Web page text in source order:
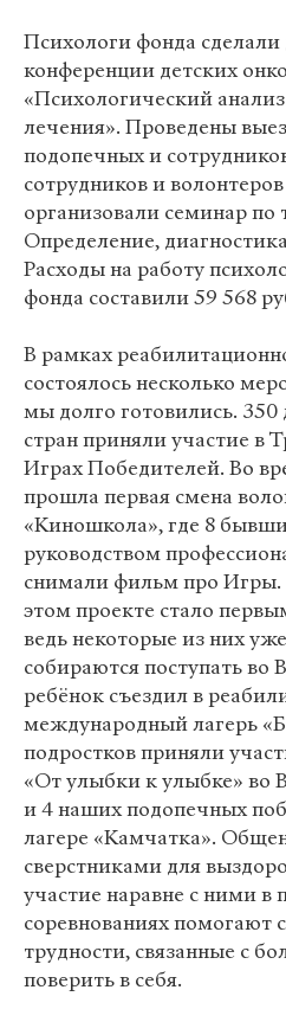
Психологи фонда сделали
конференции детских
«Психологический
лечения». Проведены
подопечных и
сотрудников и
организовали семинар
Определение,
Расходы на работу
фонда составили 59 568
В рамках
состоялось несколько
мы долго готовились. 350
стран приняли участие в
Играх Победителей. Во
прошла первая смена
«Киношкола», где 8
руководством
снимали фильм про Игры.
этом проекте стало
ведь некоторые из них
собираются поступать во
ребёнок съездил в
международный лагерь
подростков приняли
«От улыбки к улыбке» во
и 4 наших подопечных
лагере «Камчатка».
сверстниками для
участие наравне с ними в
соревнованиях помогают
трудности, связанные с
поверить в себя.